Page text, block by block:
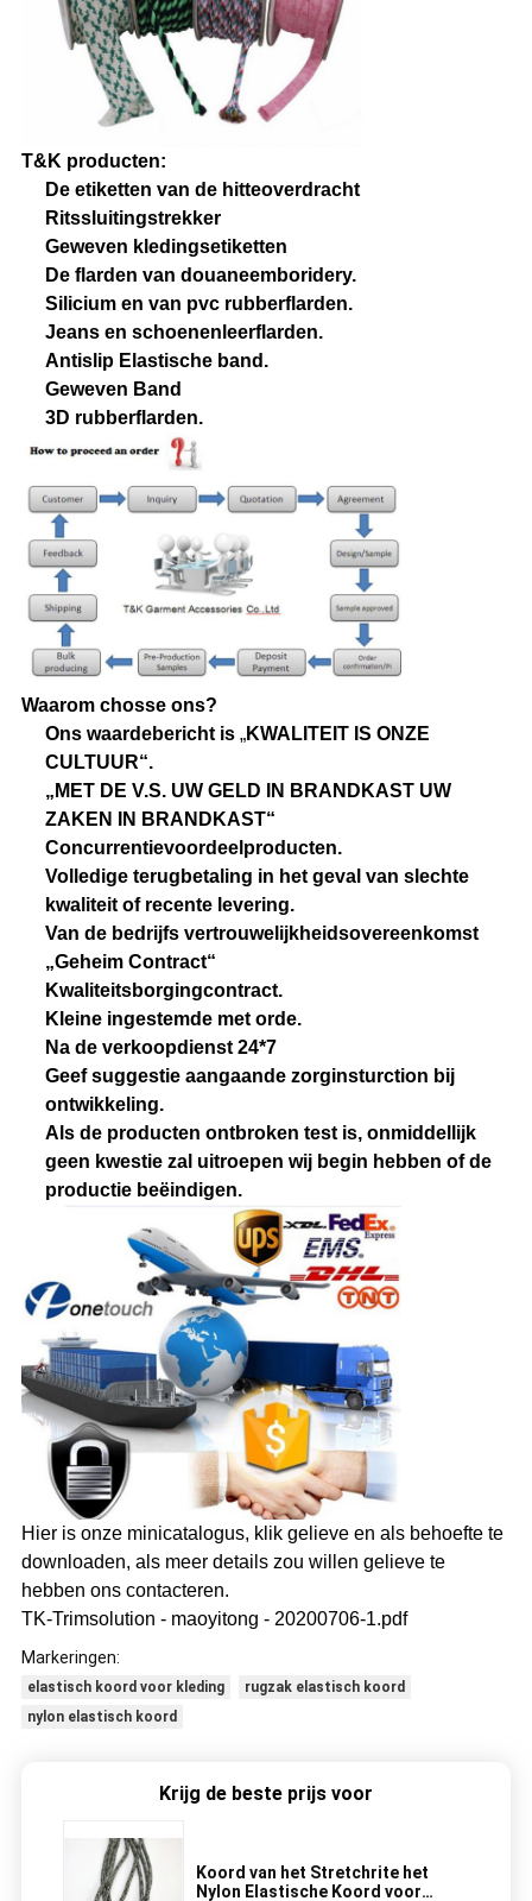
T&K producten:
De etiketten van de hitteoverdracht
Ritssluitingstrekker
Geweven kledingsetiketten
De flarden van douaneemboridery.
Silicium en van pvc rubberflarden.
Jeans en schoenenleerflarden.
Antislip Elastische band.
Geweven Band
3D rubberflarden.
Waarom chosse ons?
Ons waardebericht is„KWALITEIT IS ONZE
CULTUUR“.
„MET DE V.S. UW GELD IN BRANDKAST UW
ZAKEN IN BRANDKAST“
Concurrentievoordeelproducten.
Volledige terugbetaling in het geval van slechte
kwaliteit of recente levering.
Van de bedrijfs vertrouwelijkheidsovereenkomst
„Geheim Contract“
Kwaliteitsborgingcontract.
Kleine ingestemde met orde.
Na de verkoopdienst 24*7
Geef suggestie aangaande zorginsturction bij
ontwikkeling.
Als de producten ontbroken test is, onmiddellijk
geen kwestie zal uitroepen wij begin hebben of de
productie beëindigen.
Hier is onze minicatalogus, klik gelieve en als behoefte te
downloaden, als meer details zou willen gelieve te
hebben ons contacteren.
TK-Trimsolution - maoyitong - 20200706-1.pdf
Markeringen:
elastisch koord voor kleding
rugzak elastisch koord
nylon elastisch koord
Krijg de beste prijs voor
Koord van het Stretchrite het
Nylon Elastische Koord voor